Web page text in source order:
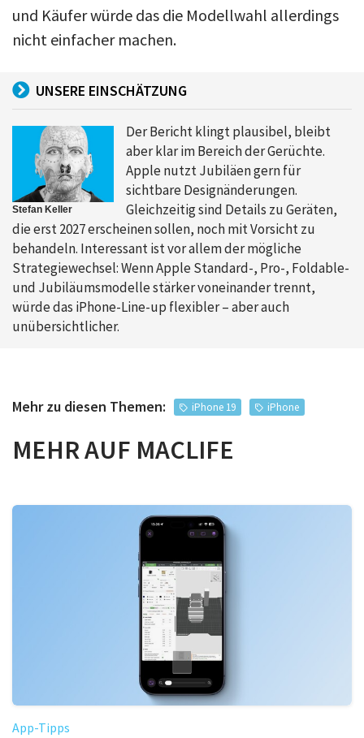
und Käufer würde das die Modellwahl allerdings
nicht einfacher machen.
UNSERE EINSCHÄTZUNG
Stefan Keller
Der Bericht klingt plausibel, bleibt
aber klar im Bereich der Gerüchte.
Apple nutzt Jubiläen gern für
sichtbare Designänderungen.
Gleichzeitig sind Details zu Geräten,
die erst 2027 erscheinen sollen, noch mit Vorsicht zu
behandeln. Interessant ist vor allem der mögliche
Strategiewechsel: Wenn Apple Standard-, Pro-, Foldable-
und Jubiläumsmodelle stärker voneinander trennt,
würde das iPhone-Line-up flexibler – aber auch
unübersichtlicher.
Mehr zu diesen Themen: iPhone 19 iPhone
MEHR AUF MACLIFE
App-Tipps